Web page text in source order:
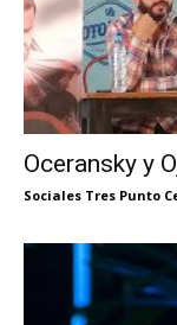
Oceransky y
Sociales Tres Punto